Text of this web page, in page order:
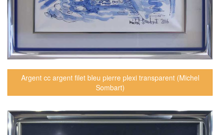
Argent cc argent filet bleu pierre plexi transparent (Michel
Sombart)